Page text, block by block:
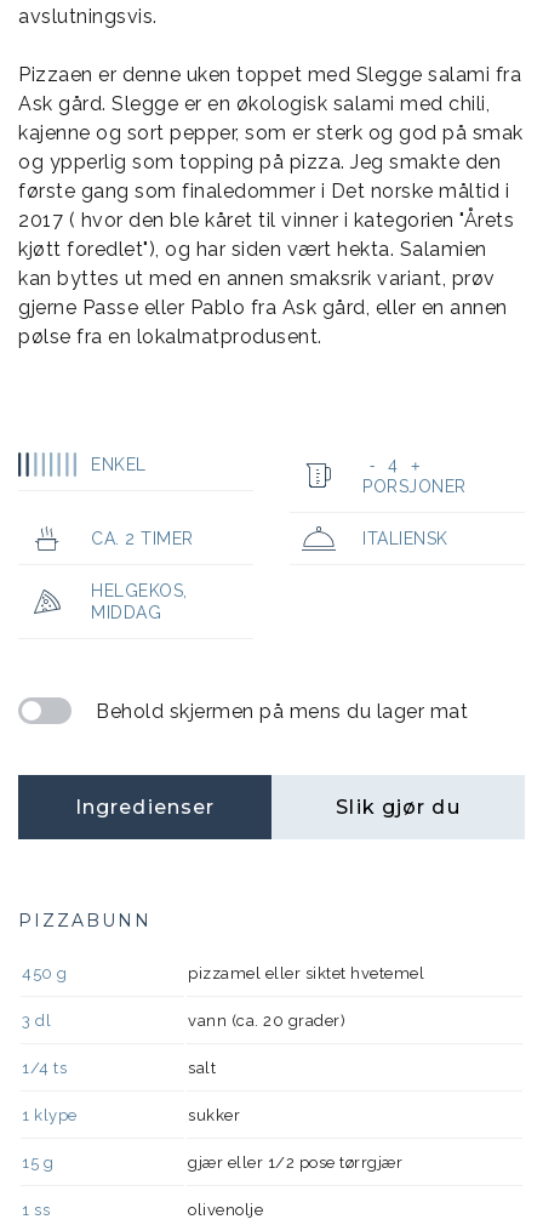
avslutningsvis.
Pizzaen er denne uken toppet med Slegge salami fra
Ask gård. Slegge er en økologisk salami med chili,
kajenne og sort pepper, som er sterk og god på smak
og ypperlig som topping på pizza. Jeg smakte den
første gang som finaledommer i Det norske måltid i
2017 ( hvor den ble kåret til vinner i kategorien "Årets
kjøtt foredlet"), og har siden vært hekta. Salamien
kan byttes ut med en annen smaksrik variant, prøv
gjerne Passe eller Pablo fra Ask gård, eller en annen
pølse fra en lokalmatprodusent.
ENKEL - 4 +
PORSJONER
CA. 2 TIMER ITALIENSK
HELGEKOS
MIDDAG
Behold skjermen på mens du lager mat
Ingredienser Slik gjør du
PIZZABUNN
450 g pizzamel eller siktet hvetemel
3 dl vann (ca. 20 grader)
1/4 ts salt
1 klype sukker
15 g gjær eller 1/2 pose tørrgjær
1 ss olivenolje